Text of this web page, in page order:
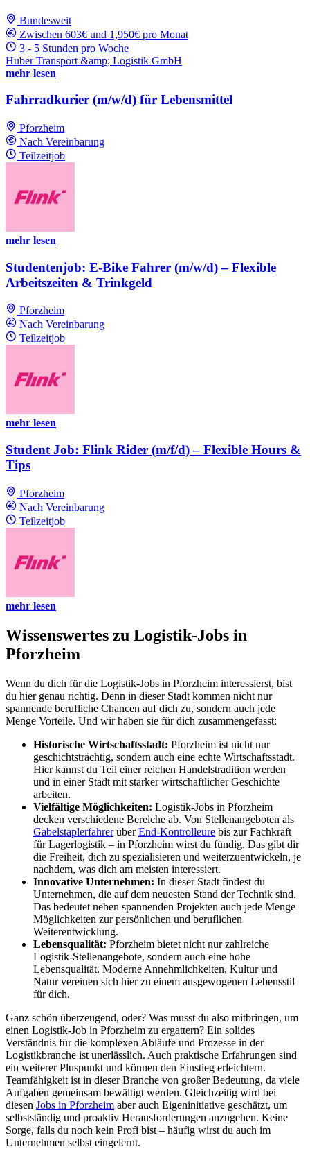
Bundesweit
Zwischen 603€ und 1,950€ pro Monat
3 - 5 Stunden pro Woche
Huber Transport &amp; Logistik GmbH
mehr lesen
Fahrradkurier (m/w/d) für Lebensmittel
Pforzheim
Nach Vereinbarung
Teilzeitjob
mehr lesen
Studentenjob: E-Bike Fahrer (m/w/d) – Flexible
Arbeitszeiten & Trinkgeld
Pforzheim
Nach Vereinbarung
Teilzeitjob
mehr lesen
Student Job: Flink Rider (m/f/d) – Flexible Hours &
Tips
Pforzheim
Nach Vereinbarung
Teilzeitjob
mehr lesen
Wissenswertes zu Logistik-Jobs in
Pforzheim
Wenn du dich für die Logistik-Jobs in Pforzheim interessierst, bist
du hier genau richtig. Denn in dieser Stadt kommen nicht nur
spannende berufliche Chancen auf dich zu, sondern auch jede
Menge Vorteile. Und wir haben sie für dich zusammengefasst:
Historische Wirtschaftsstadt: Pforzheim ist nicht nur
geschichtsträchtig, sondern auch eine echte Wirtschaftsstadt.
Hier kannst du Teil einer reichen Handelstradition werden
und in einer Stadt mit starker wirtschaftlicher Geschichte
arbeiten.
Vielfältige Möglichkeiten: Logistik-Jobs in Pforzheim
decken verschiedene Bereiche ab. Von Stellenangeboten als
GabelstaplerfahrerüberEnd-Kontrolleure bis zur Fachkraft
für Lagerlogistik – in Pforzheim wirst du fündig. Das gibt dir
die Freiheit, dich zu spezialisieren und weiterzuentwickeln, je
nachdem, was dich am meisten interessiert.
Innovative Unternehmen: In dieser Stadt findest du
Unternehmen, die auf dem neuesten Stand der Technik sind.
Das bedeutet neben spannenden Projekten auch jede Menge
Möglichkeiten zur persönlichen und beruflichen
Weiterentwicklung.
Lebensqualität: Pforzheim bietet nicht nur zahlreiche
Logistik-Stellenangebote, sondern auch eine hohe
Lebensqualität. Moderne Annehmlichkeiten, Kultur und
Natur vereinen sich hier zu einem ausgewogenen Lebensstil
für dich.
Ganz schön überzeugend, oder? Was musst du also mitbringen, um
einen Logistik-Job in Pforzheim zu ergattern? Ein solides
Verständnis für die komplexen Abläufe und Prozesse in der
Logistikbranche ist unerlässlich. Auch praktische Erfahrungen sind
ein weiterer Pluspunkt und können den Einstieg erleichtern.
Teamfähigkeit ist in dieser Branche von großer Bedeutung, da viele
Aufgaben gemeinsam bewältigt werden. Gleichzeitig wird bei
diesen Jobs in Pforzheim aber auch Eigeninitiative geschätzt, um
selbstständig und proaktiv Herausforderungen anzugehen. Keine
Sorge, falls du noch kein Profi bist – häufig wirst du auch im
Unternehmen selbst eingelernt.